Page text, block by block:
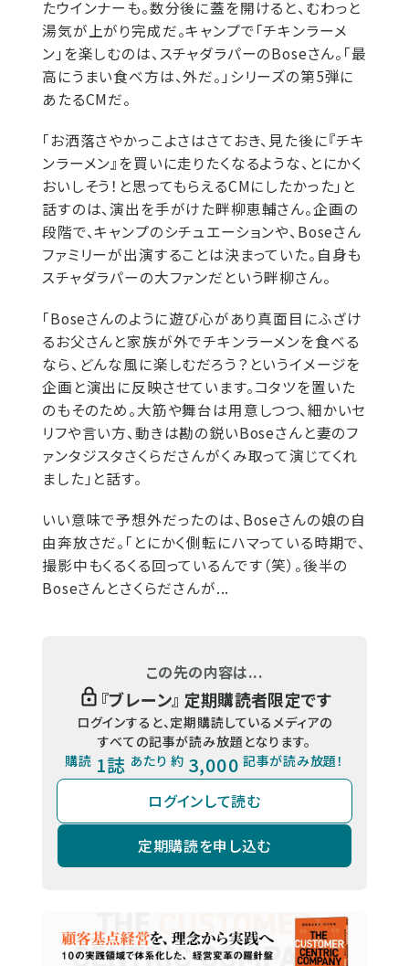
たウインナーも。数分後に蓋を開けると、むわっと
湯気が上がり完成だ。キャンプで「チキンラーメ
ン」を楽しむのは、スチャダラパーのBoseさん。「最
高にうまい食べ方は、外だ。」シリーズの第5弾に
あたるCMだ。
「お洒落さやかっこよさはさておき、見た後に『チキ
ンラーメン』を買いに走りたくなるような、とにかく
おいしそう！と思ってもらえるCMにしたかった」と
話すのは、演出を手がけた畔柳恵輔さん。企画の
段階で、キャンプのシチュエーションや、Boseさん
ファミリーが出演することは決まっていた。自身も
スチャダラパーの大ファンだという畔柳さん。
「Boseさんのように遊び心があり真面目にふざけ
るお父さんと家族が外でチキンラーメンを食べる
なら、どんな風に楽しむだろう？というイメージを
企画と演出に反映させています。コタツを置いた
のもそのため。大筋や舞台は用意しつつ、細かいセ
リフや言い方、動きは勘の鋭いBoseさんと妻のフ
ァンタジスタさくらださんがくみ取って演じてくれ
ました」と話す。
いい意味で予想外だったのは、Boseさんの娘の自
由奔放さだ。「とにかく側転にハマっている時期で、
撮影中もくるくる回っているんです（笑）。後半の
Boseさんとさくらださんが...
この先の内容は...
『ブレーン』 定期購読者限定です
ログインすると、定期購読しているメディアの
すべての記事が読み放題となります。
購読 1誌 あたり 約 3,000 記事が読み放題！
ログインして読む
定期購読を申し込む